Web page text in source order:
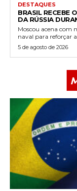
DESTAQUES
BRASIL RECEBE
DA RÚSSIA
Moscou acena com
naval para reforçar a
5 de agosto de 2026